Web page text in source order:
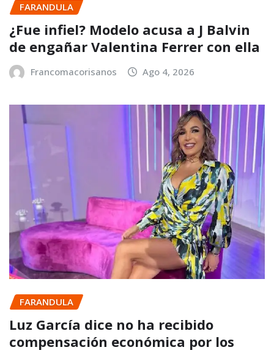
FARANDULA
¿Fue infiel? Modelo acusa a J Balvin
de engañar Valentina Ferrer con ella
Francomacorisanos Ago 4, 2026
FARANDULA
Luz García dice no ha recibido
compensación económica por los